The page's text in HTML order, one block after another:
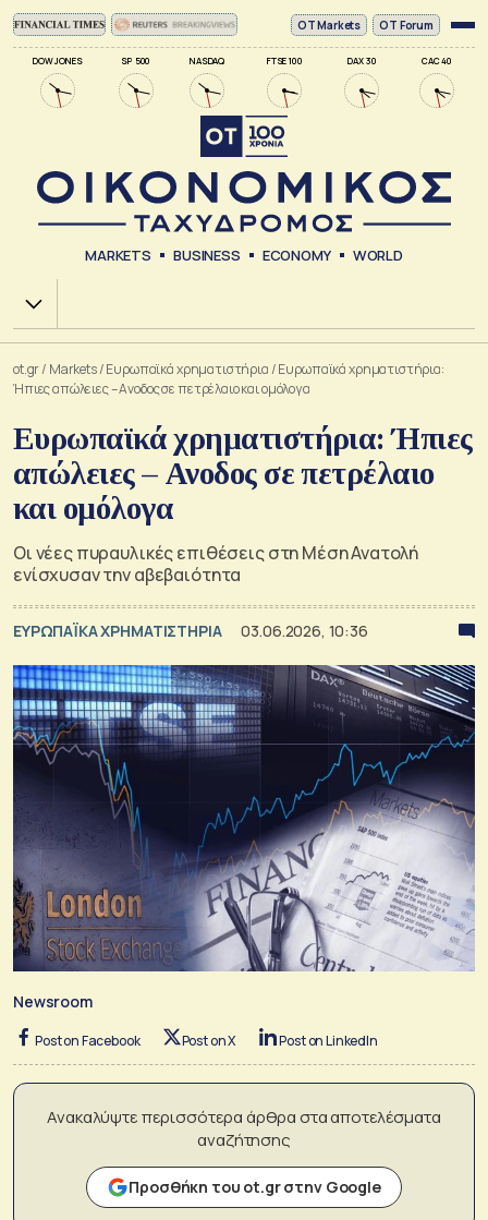
DOW JONES SP 500 NASDAQ FTSE 100 DAX 30 CAC 40
ΟΤ Markets OT Forum
MARKETS BUSINESS ECONOMY WORLD
Χ.Α.
ot.gr/ Markets/Ευρωπαϊκά χρηματιστήρια /Ευρωπαϊκά χρηματιστήρια:
Ήπιες απώλειες – Ανοδος σε πετρέλαιο και ομόλογα
Ευρωπαϊκά χρηματιστήρια: Ήπιες
απώλειες – Ανοδος σε πετρέλαιο
και ομόλογα
Οι νέες πυραυλικές επιθέσεις στη Μέση Ανατολή
ενίσχυσαν την αβεβαιότητα
ΕΥΡΩΠΑΪΚΑ ΧΡΗΜΑΤΙΣΤΗΡΙΑ 03.06.2026, 10:36
Newsroom
Post on Facebook Post on X Post on LinkedIn
Ανακαλύψτε περισσότερα άρθρα στα αποτελέσματα
αναζήτησης
Προσθήκη του ot.gr στην Google